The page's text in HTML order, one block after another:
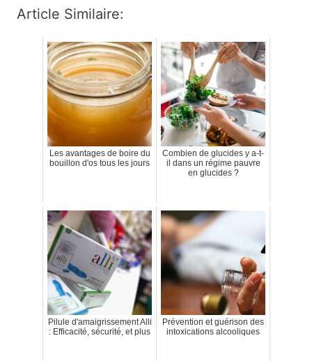
Article Similaire:
Les avantages de boire du
bouillon d'os tous les jours
Combien de glucides y a-t-
il dans un régime pauvre
en glucides ?
Pilule d'amaigrissement Alli
: Efficacité, sécurité, et plus
Prévention et guérison des
intoxications alcooliques